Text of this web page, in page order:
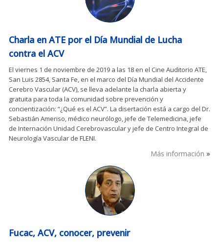
Charla en ATE por el Día Mundial de Lucha
contra el ACV
El viernes 1 de noviembre de 2019 a las 18 en el Cine Auditorio ATE,
San Luis 2854, Santa Fe, en el marco del Día Mundial del Accidente
Cerebro Vascular (ACV), se lleva adelante la charla abierta y
gratuita para toda la comunidad sobre prevención y
concientización: “¿Qué es el ACV”. La disertación está a cargo del Dr.
Sebastián Ameriso, médico neurólogo, jefe de Telemedicina, jefe
de Internación Unidad Cerebrovascular y jefe de Centro Integral de
Neurología Vascular de FLENI.
Más información
Fucac, ACV, conocer, prevenir